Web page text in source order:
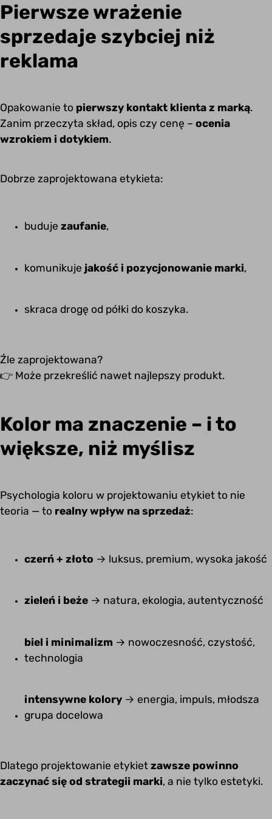
Pierwsze wrażenie
sprzedaje szybciej niż
reklama
Opakowanie to pierwszy kontakt klienta z marką.
Zanim przeczyta skład, opis czy cenę – ocenia
wzrokiem i dotykiem.
Dobrze zaprojektowana etykieta:
buduje zaufanie,
komunikuje jakość i pozycjonowanie marki,
skraca drogę od półki do koszyka.
Źle zaprojektowana?
👉 Może przekreślić nawet najlepszy produkt.
Kolor ma znaczenie – i to
większe, niż myślisz
Psychologia koloru w projektowaniu etykiet to nie
teoria — to realny wpływ na sprzedaż:
czerń + złoto → luksus, premium, wysoka jakość
zieleń i beże → natura, ekologia, autentyczność
biel i minimalizm → nowoczesność, czystość,
technologia
intensywne kolory → energia, impuls, młodsza
grupa docelowa
Dlatego projektowanie etykiet zawsze powinno
zaczynać się od strategii marki, a nie tylko estetyki.